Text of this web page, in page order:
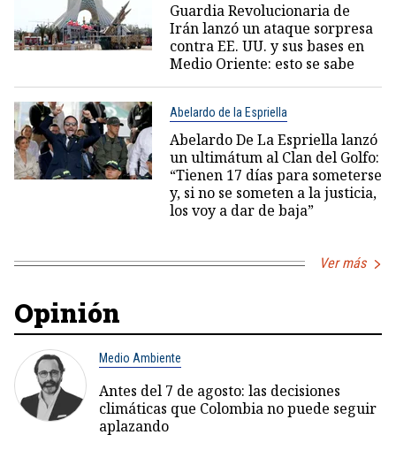
Guardia Revolucionaria de
Irán lanzó un ataque sorpresa
contra EE. UU. y sus bases en
Medio Oriente: esto se sabe
Abelardo de la Espriella
Abelardo De La Espriella lanzó
un ultimátum al Clan del Golfo:
“Tienen 17 días para someterse
y, si no se someten a la justicia,
los voy a dar de baja”
Ver más
Opinión
Medio Ambiente
Antes del 7 de agosto: las decisiones
climáticas que Colombia no puede seguir
aplazando